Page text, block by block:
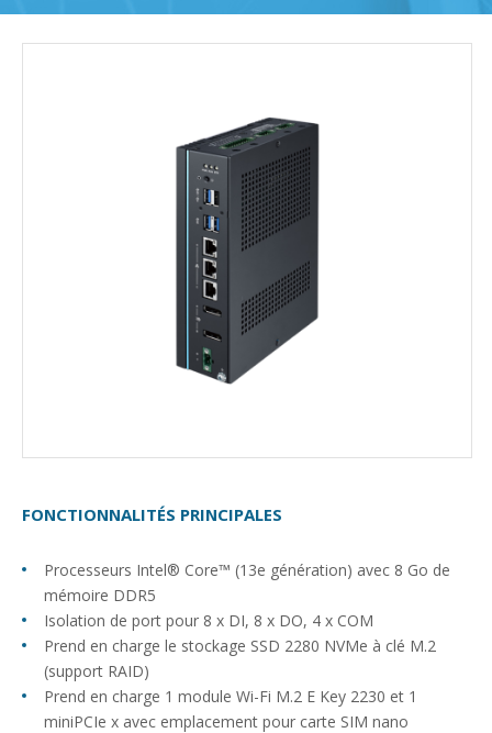
FONCTIONNALITÉS PRINCIPALES
Processeurs Intel® Core™ (13e génération) avec 8 Go de
mémoire DDR5
Isolation de port pour 8 x DI, 8 x DO, 4 x COM
Prend en charge le stockage SSD 2280 NVMe à clé M.2
(support RAID)
Prend en charge 1 module Wi-Fi M.2 E Key 2230 et 1
miniPCIe x avec emplacement pour carte SIM nano